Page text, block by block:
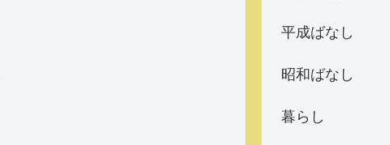
平成ばなし
昭和ばなし
暮らし